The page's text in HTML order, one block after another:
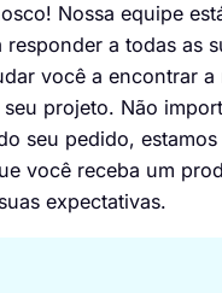
! Nossa equipe
a todas as
você a encontrar a
projeto. Não
seu pedido, estamos
você receba um
expectativas.